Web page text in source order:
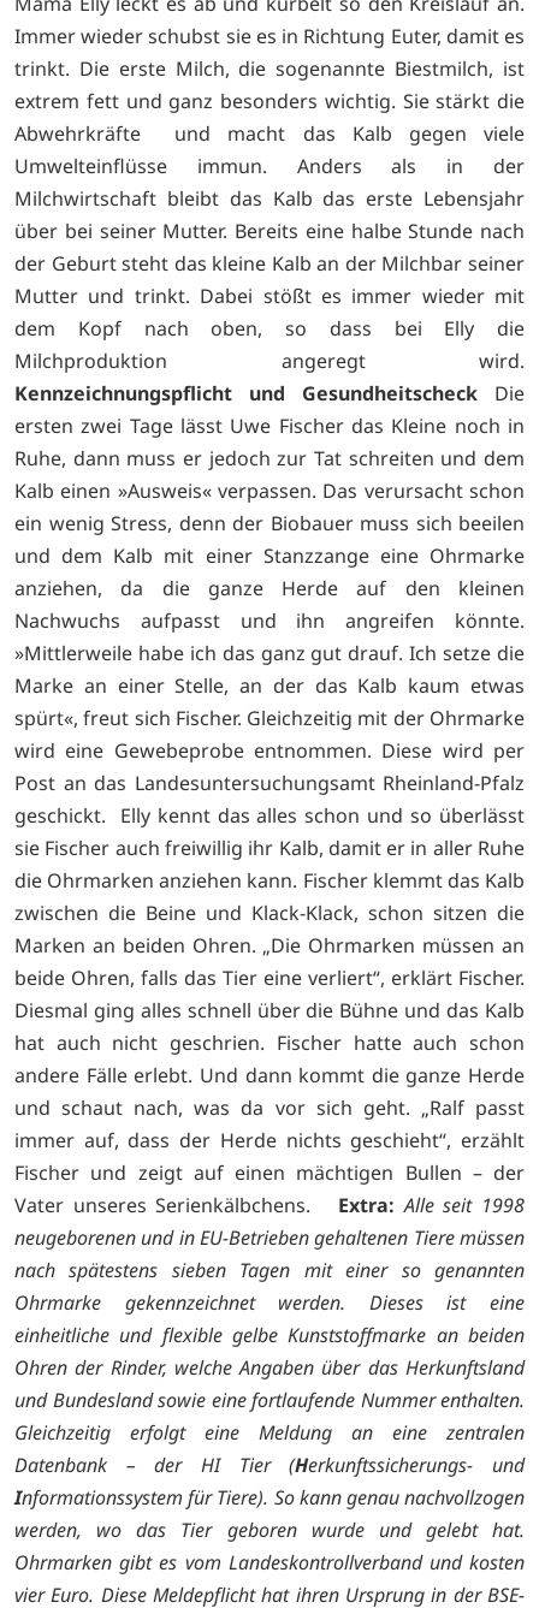
Immer wieder schubst sie es in Richtung Euter, damit es
trinkt. Die erste Milch, die sogenannte Biestmilch, ist
extrem fett und ganz besonders wichtig. Sie stärkt die
Abwehrkräfte und macht das Kalb gegen viele
Umwelteinflüsse immun. Anders als in der
Milchwirtschaft bleibt das Kalb das erste Lebensjahr
über bei seiner Mutter. Bereits eine halbe Stunde nach
der Geburt steht das kleine Kalb an der Milchbar seiner
Mutter und trinkt. Dabei stößt es immer wieder mit
dem Kopf nach oben, so dass bei Elly die
Milchproduktion angeregt wird.
Kennzeichnungspflicht und Gesundheitscheck Die
ersten zwei Tage lässt Uwe Fischer das Kleine noch in
Ruhe, dann muss er jedoch zur Tat schreiten und dem
Kalb einen »Ausweis« verpassen. Das verursacht schon
ein wenig Stress, denn der Biobauer muss sich beeilen
und dem Kalb mit einer Stanzzange eine Ohrmarke
anziehen, da die ganze Herde auf den kleinen
Nachwuchs aufpasst und ihn angreifen könnte.
»Mittlerweile habe ich das ganz gut drauf. Ich setze die
Marke an einer Stelle, an der das Kalb kaum etwas
spürt«, freut sich Fischer. Gleichzeitig mit der Ohrmarke
wird eine Gewebeprobe entnommen. Diese wird per
Post an das Landesuntersuchungsamt Rheinland-Pfalz
geschickt. Elly kennt das alles schon und so überlässt
sie Fischer auch freiwillig ihr Kalb, damit er in aller Ruhe
die Ohrmarken anziehen kann. Fischer klemmt das Kalb
zwischen die Beine und Klack-Klack, schon sitzen die
Marken an beiden Ohren. „Die Ohrmarken müssen an
beide Ohren, falls das Tier eine verliert“, erklärt Fischer.
Diesmal ging alles schnell über die Bühne und das Kalb
hat auch nicht geschrien. Fischer hatte auch schon
andere Fälle erlebt. Und dann kommt die ganze Herde
und schaut nach, was da vor sich geht. „Ralf passt
immer auf, dass der Herde nichts geschieht“, erzählt
Fischer und zeigt auf einen mächtigen Bullen – der
Vater unseres Serienkälbchens.
Extra:Alle seit 1998
neugeborenen und in EU-Betrieben gehaltenen Tiere müssen
nach spätestens sieben Tagen mit einer so genannten
Ohrmarke gekennzeichnet werden. Dieses ist eine
einheitliche und flexible gelbe Kunststoffmarke an beiden
Ohren der Rinder, welche Angaben über das Herkunftsland
und Bundesland sowie eine fortlaufende Nummer enthalten.
Gleichzeitig erfolgt eine Meldung an eine zentralen
Datenbank – der HI Tier (Herkunftssicherungs- und
Informationssystem für Tiere). So kann genau nachvollzogen
werden, wo das Tier geboren wurde und gelebt hat.
Ohrmarken gibt es vom Landeskontrollverband und kosten
vier Euro. Diese Meldepflicht hat ihren Ursprung in der BSE-